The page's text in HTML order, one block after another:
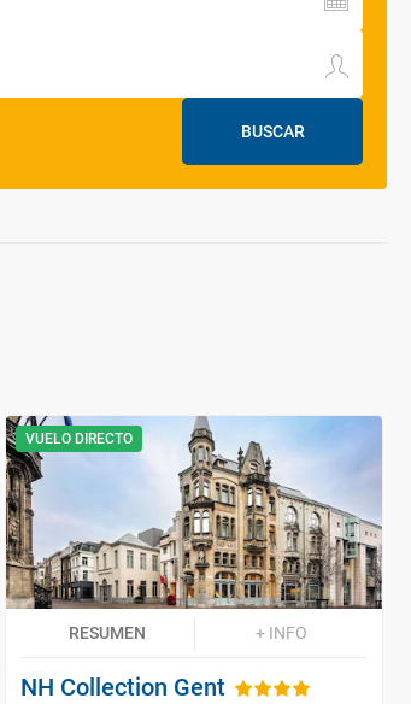
BUSCAR
VUELO DIRECTO
RESUMEN + INFO
NH Collection Gent